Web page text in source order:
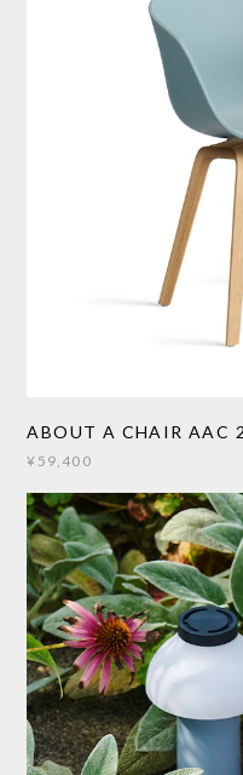
ABOUT A CHAIR AAC
¥59,400